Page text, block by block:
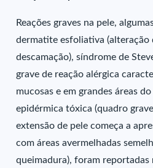
Reações graves na pele,
dermatite esfoliativa (alteração
descamação), síndrome de
grave de reação alérgica
mucosas e em grandes áreas
epidérmica tóxica (quadro
extensão de pele começa a
com áreas avermelhadas
queimadura), foram